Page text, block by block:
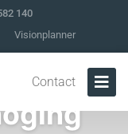
140
Visionplanner
Contact